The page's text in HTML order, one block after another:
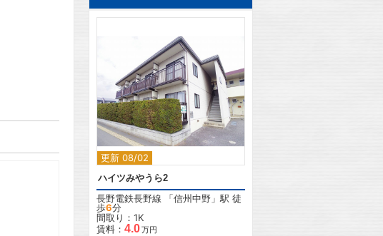
更新 08/02
2
ハイツみやうら2
長野電鉄長野線 「信州中野 」駅 徒
歩6分
間取り：1K
賃料： 4.0万円